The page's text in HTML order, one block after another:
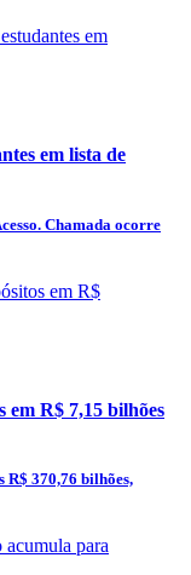
em lista de
Chamada ocorre
em R$ 7,15 bilhões
R$ 370,76 bilhões,